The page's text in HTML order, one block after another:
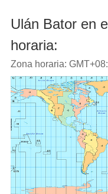
Ulán Bator en
horaria:
Zona horaria: